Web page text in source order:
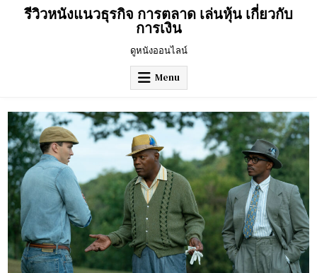
รีวิวหนังแนวธุรกิจ การตลาด เล่นหุ้น เกี่ยวกับ
การเงิน
ดูหนังออนไลน์
Menu